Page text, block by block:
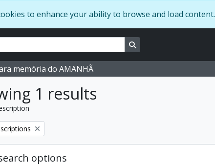
to enhance your ability to browse and load content.
memória do AMANHÃ
1 results
options